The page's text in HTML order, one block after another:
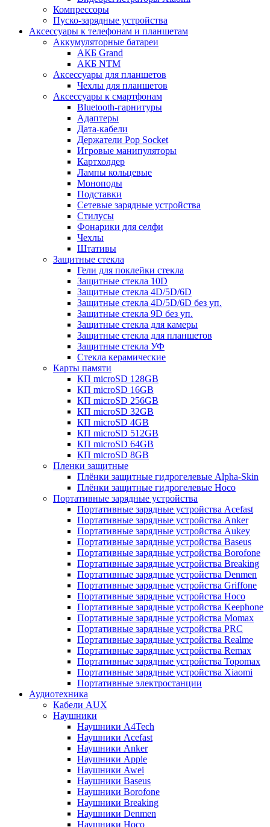
Компрессоры
Пуско-зарядные устройства
Аксессуары к телефонам и планшетам
Аккумуляторные батареи
АКБ Grand
АКБ NTM
Аксессуары для планшетов
Чехлы для планшетов
Аксессуары к смартфонам
Bluetooth-гарнитуры
Адаптеры
Дата-кабели
Держатели Pop Socket
Игровые манипуляторы
Картхолдер
Лампы кольцевые
Моноподы
Подставки
Сетевые зарядные устройства
Стилусы
Фонарики для селфи
Чехлы
Штативы
Защитные стекла
Гели для поклейки стекла
Защитные стекла 10D
Защитные стекла 4D/5D/6D
Защитные стекла 4D/5D/6D без уп.
Защитные стекла 9D без уп.
Защитные стекла для камеры
Защитные стекла для планшетов
Защитные стекла УФ
Стекла керамические
Карты памяти
КП microSD 128GB
КП microSD 16GB
КП microSD 256GB
КП microSD 32GB
КП microSD 4GB
КП microSD 512GB
КП microSD 64GB
КП microSD 8GB
Пленки защитные
Плёнки защитные гидрогелевые Alpha-Skin
Плёнки защитные гидрогелевые Hoco
Портативные зарядные устройства
Портативные зарядные устройства Acefast
Портативные зарядные устройства Anker
Портативные зарядные устройства Aukey
Портативные зарядные устройства Baseus
Портативные зарядные устройства Borofone
Портативные зарядные устройства Breaking
Портативные зарядные устройства Denmen
Портативные зарядные устройства Griffone
Портативные зарядные устройства Hoco
Портативные зарядные устройства Keephone
Портативные зарядные устройства Momax
Портативные зарядные устройства PRC
Портативные зарядные устройства Realme
Портативные зарядные устройства Remax
Портативные зарядные устройства Topomax
Портативные зарядные устройства Xiaomi
Портативные электростанции
Аудиотехника
Кабели AUX
Наушники
Наушники A4Tech
Наушники Acefast
Наушники Anker
Наушники Apple
Наушники Awei
Наушники Baseus
Наушники Borofone
Наушники Breaking
Наушники Denmen
Наушники Hoco